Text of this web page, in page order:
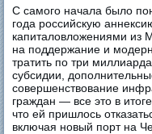
С самого начала было
года российскую
капиталовложениями из
на поддержание и
тратить по три
субсидии,
совершенствование
граждан — все это в
что ей пришлось
включая новый порт на